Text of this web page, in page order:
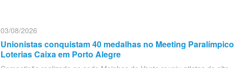
03/08/2026
Unionistas conquistam 40 medalhas no Meeting Paralímpico
Loterias Caixa em Porto Alegre